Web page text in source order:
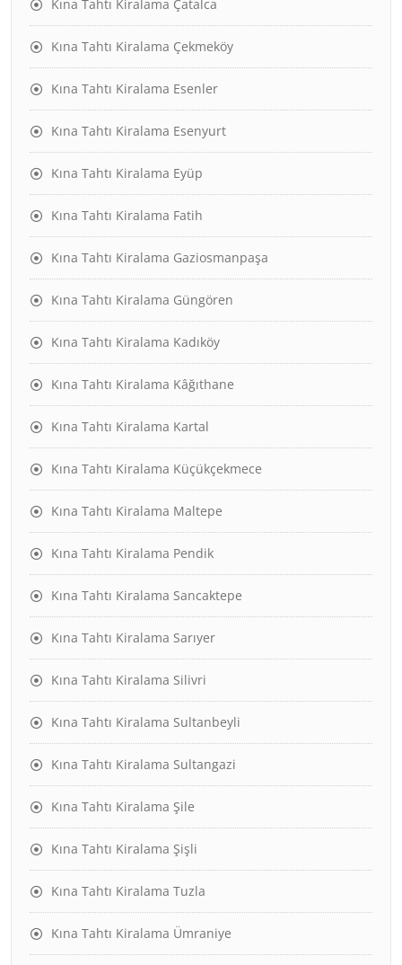
Kına Tahtı Kiralama Çatalca
Kına Tahtı Kiralama Çekmeköy
Kına Tahtı Kiralama Esenler
Kına Tahtı Kiralama Esenyurt
Kına Tahtı Kiralama Eyüp
Kına Tahtı Kiralama Fatih
Kına Tahtı Kiralama Gaziosmanpaşa
Kına Tahtı Kiralama Güngören
Kına Tahtı Kiralama Kadıköy
Kına Tahtı Kiralama Kâğıthane
Kına Tahtı Kiralama Kartal
Kına Tahtı Kiralama Küçükçekmece
Kına Tahtı Kiralama Maltepe
Kına Tahtı Kiralama Pendik
Kına Tahtı Kiralama Sancaktepe
Kına Tahtı Kiralama Sarıyer
Kına Tahtı Kiralama Silivri
Kına Tahtı Kiralama Sultanbeyli
Kına Tahtı Kiralama Sultangazi
Kına Tahtı Kiralama Şile
Kına Tahtı Kiralama Şişli
Kına Tahtı Kiralama Tuzla
Kına Tahtı Kiralama Ümraniye